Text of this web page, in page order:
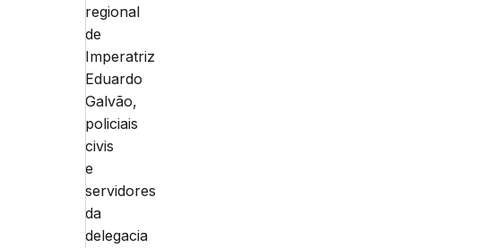
regional
de
Imperatriz
Eduardo
Galvão,
policiais
civis
e
servidores
da
delegacia